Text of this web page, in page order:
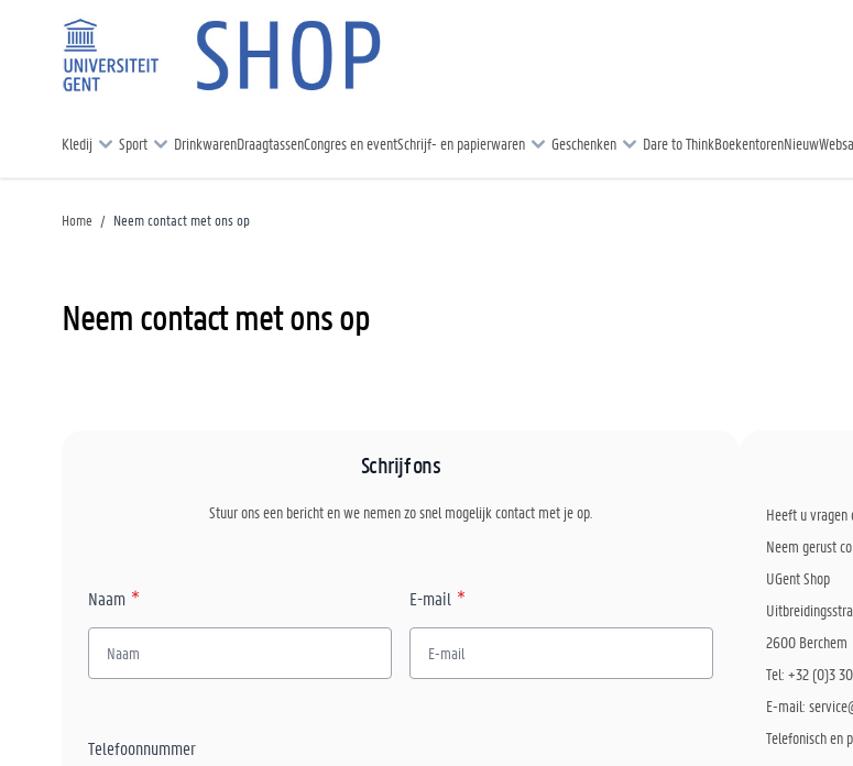
Kledij Sport DrinkwarenDraagtassenCongres en eventSchrijf- en papierwaren Geschenken Dare to ThinkBoekentorenNieuw
Home / Neem contact met ons op
Neem contact met ons op
Schrijf ons
Stuur ons een bericht en we nemen zo snel mogelijk contact met je op.
Naam E-mail
Telefoonnummer
Heeft u vragen
Neem gerust
UGent Shop
2600 Berchem
Tel: +32 (0)3
E-mail:
Telefonisch en